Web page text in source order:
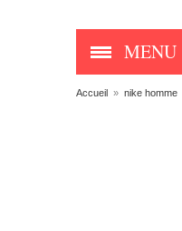
MENU
Accueil » nike homme